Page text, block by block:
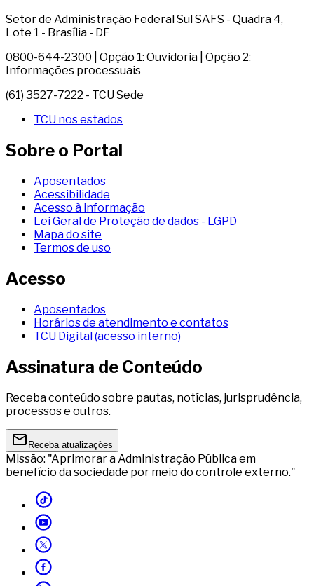
Setor de Administração Federal Sul SAFS - Quadra 4,
Lote 1 - Brasília - DF
0800-644-2300 | Opção 1: Ouvidoria | Opção 2:
Informações processuais
(61) 3527-7222 - TCU Sede
TCU nos estados
Sobre o Portal
Aposentados
Acessibilidade
Acesso à informação
Lei Geral de Proteção de dados - LGPD
Mapa do site
Termos de uso
Acesso
Aposentados
Horários de atendimento e contatos
TCU Digital (acesso interno)
Assinatura de Conteúdo
Receba conteúdo sobre pautas, notícias, jurisprudência,
processos e outros.
Receba atualizações
Missão: "Aprimorar a Administração Pública em
benefício da sociedade por meio do controle externo."